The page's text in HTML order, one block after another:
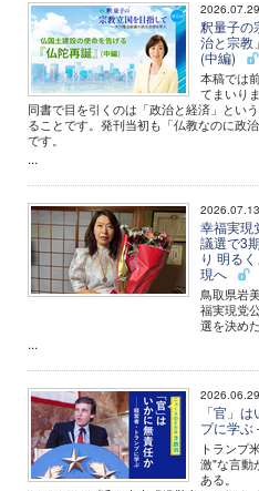
2026.07.29
釈量子の
治と宗教
(中編)
本稿では
てまいりま
同書で目を引くのは「政治と経済」とい
ることです。発刊当初も「仏教なのに政
です。
...
2026.07.13
幸福実現
議選で3
り 明る
現へ
鳥取県岩
福実現党
選を決めた
...
2026.06.29
「官」
プに学ぶ
トランプ
激"な言動
ある。